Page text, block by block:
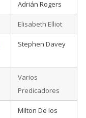
Adrián Rogers
Elisabeth Elliot
Stephen Davey
Varios
Predicadores
Milton De los